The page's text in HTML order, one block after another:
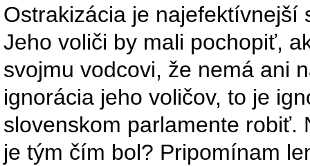
Ostrakizácia je
Jeho voliči by mali pochopiť,
svojmu vodcovi, že nemá ani
ignorácia jeho voličov, to je
slovenskom parlamente robiť.
je tým čím bol? Pripomínam